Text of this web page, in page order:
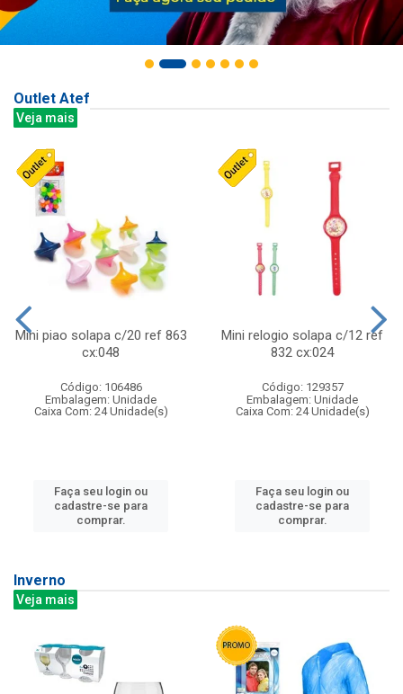
Outlet Atef
Veja mais
Mini piao solapa c/20 ref 863
cx:048
Código: 106486
Embalagem: Unidade
Caixa Com: 24 Unidade(s)
Faça seu login ou
cadastre-se para
comprar.
Mini relogio solapa c/12 ref
832 cx:024
Código: 129357
Embalagem: Unidade
Caixa Com: 24 Unidade(s)
Faça seu login ou
cadastre-se para
comprar.
Inverno
Veja mais